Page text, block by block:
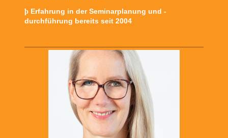
þ Erfahrung in der Seminarplanung und -
durchführung bereits seit 2004